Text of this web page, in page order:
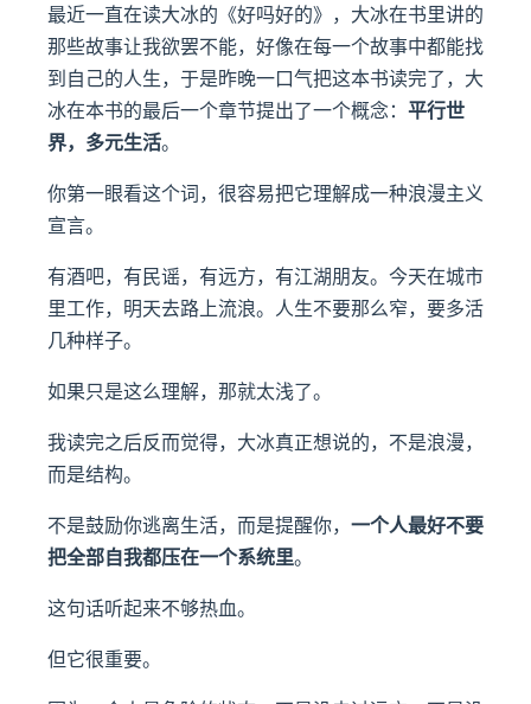
最近一直在读大冰的《好吗好的》，大冰在书里讲的
那些故事让我欲罢不能，好像在每一个故事中都能找
到自己的人生，于是昨晚一口气把这本书读完了，大
冰在本书的最后一个章节提出了一个概念： 平行世
界，多元生活。
你第一眼看这个词，很容易把它理解成一种浪漫主义
宣言。
有酒吧，有民谣，有远方，有江湖朋友。今天在城市
里工作，明天去路上流浪。人生不要那么窄，要多活
几种样子。
如果只是这么理解，那就太浅了。
我读完之后反而觉得，大冰真正想说的，不是浪漫，
而是结构。
不是鼓励你逃离生活，而是提醒你， 一个人最好不要
把全部自我都压在一个系统里。
这句话听起来不够热血。
但它很重要。